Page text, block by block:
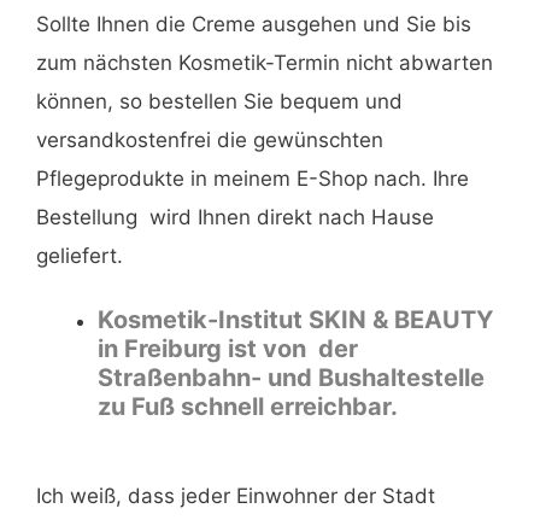
Sollte Ihnen die Creme ausgehen und Sie bis
zum nächsten Kosmetik-Termin nicht abwarten
können, so bestellen Sie bequem und
versandkostenfrei die gewünschten
Pflegeprodukte in meinem E-Shop nach. Ihre
Bestellung wird Ihnen direkt nach Hause
geliefert.
Kosmetik-Institut SKIN & BEAUTY
in Freiburg ist von der
Straßenbahn- und Bushaltestelle
zu Fuß schnell erreichbar.
Ich weiß, dass jeder Einwohner der Stadt